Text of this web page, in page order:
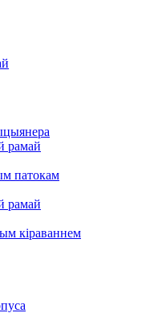
рамай
патокам
рамай
кіраваннем